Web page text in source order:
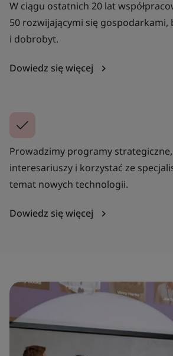
W ciągu ostatnich 20 lat
50 rozwijającymi się
i dobrobyt.
Dowiedz się więcej
Prowadzimy programy strategiczne,
interesariuszy i korzystać ze
temat nowych technologii.
Dowiedz się więcej